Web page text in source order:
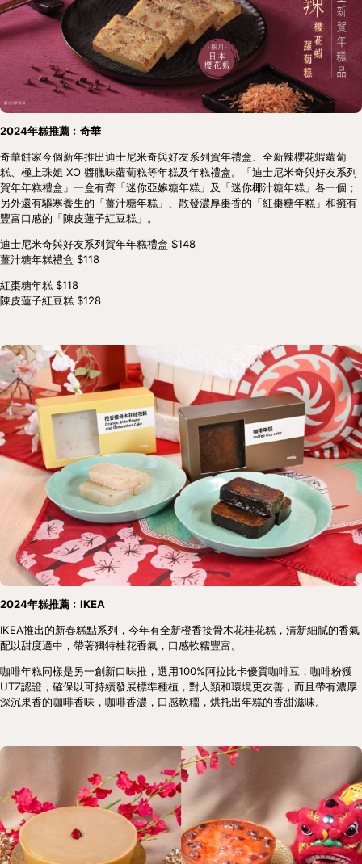
2024年糕推薦﹕奇華
奇華餅家今個新年推出迪士尼米奇與好友系列賀年禮盒、全新辣櫻花蝦蘿蔔
糕、極上珠姐 XO 醬臘味蘿蔔糕等年糕及年糕禮盒。「迪士尼米奇與好友系列
賀年年糕禮盒」一盒有齊「迷你亞嫲糖年糕」及「迷你椰汁糖年糕」各一個；
另外還有驅寒養生的「薑汁糖年糕」、散發濃厚棗香的「紅棗糖年糕」和擁有
豐富口感的「陳皮蓮子紅豆糕」。
迪士尼米奇與好友系列賀年年糕禮盒 $148
薑汁糖年糕禮盒 $118
紅棗糖年糕 $118
陳皮蓮子紅豆糕 $128
2024年糕推薦﹕IKEA
IKEA推出的新春糕點系列，今年有全新橙香接骨木花桂花糕，清新細膩的香氣
配以甜度適中，帶著獨特桂花香氣，口感軟糯豐富。
咖啡年糕同樣是另一創新口味推，選用100%阿拉比卡優質咖啡豆，咖啡粉獲
UTZ認證，確保以可持續發展標準種植，對人類和環境更友善，而且帶有濃厚
深沉果香的咖啡香味，咖啡香濃，口感軟糥，烘托出年糕的香甜滋味。